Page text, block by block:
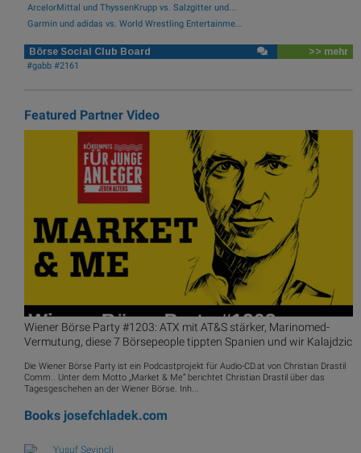
ArcelorMittal und ThyssenKrupp vs. Salzgitter und...
Garmin und adidas vs. World Wrestling Entertainme...
Börse Social Club Board >> mehr
#gabb #2161
Featured Partner Video
Wiener Börse Party #1203: ATX mit AT&S stärker, Marinomed-
Vermutung, diese 7 Börsepeople tippten Spanien und wir Kalajdzic
Die Wiener Börse Party ist ein Podcastprojekt für Audio-CD.at von Christian Drastil
Comm.. Unter dem Motto „Market & Me“ berichtet Christian Drastil über das
Tagesgeschehen an der Wiener Börse. Inh...
Books josefchladek.com
Yusuf Sevinçli